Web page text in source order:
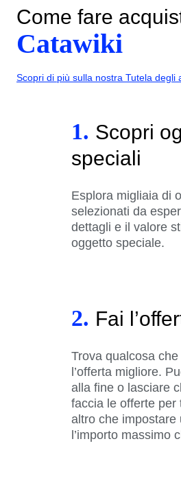
Come fare
Catawiki
Scopri di più sulla nostra Tutela degli
1. Scopri
speciali
Esplora migliaia di
selezionati da
dettagli e il valore
oggetto speciale.
2. Fai
Trova qualcosa
l’offerta migliore.
alla fine o lasciare
faccia le offerte per
altro che impostare
l’importo massimo